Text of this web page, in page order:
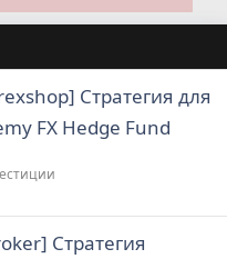
Стратегия для
FX Hedge Fund
Стратегия